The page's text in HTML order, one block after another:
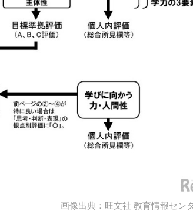
画像出典：旺文社 教育情報セン